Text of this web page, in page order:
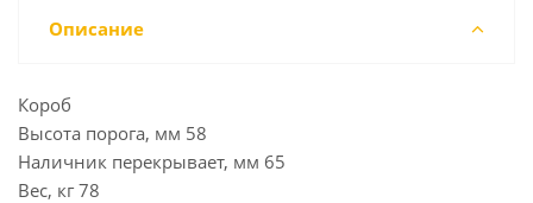
Описание
Короб
Высота порога, мм 58
Наличник перекрывает, мм 65
Вес, кг 78